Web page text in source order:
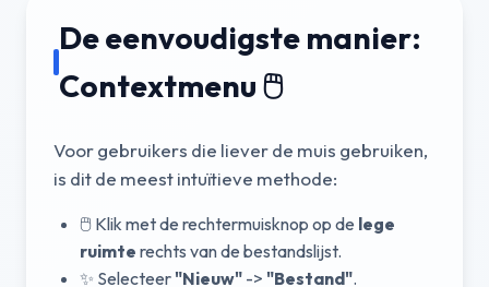
De eenvoudigste manier:
Contextmenu 🖱️
Voor gebruikers die liever de muis gebruiken,
is dit de meest intuïtieve methode:
🖱️ Klik met de rechtermuisknop op de lege
ruimte rechts van de bestandslijst.
✨ Selecteer "Nieuw" -> "Bestand".